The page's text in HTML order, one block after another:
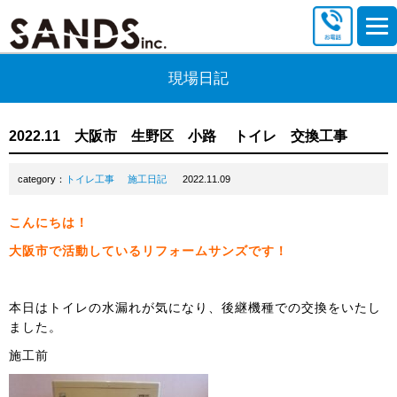
現場日記
2022.11 大阪市 生野区 小路 トイレ 交換工事
category： トイレ工事 施工日記 2022.11.09
こんにちは！
大阪市で活動しているリフォームサンズです！
本日はトイレの水漏れが気になり、後継機種での交換をいたし
ました。
施工前